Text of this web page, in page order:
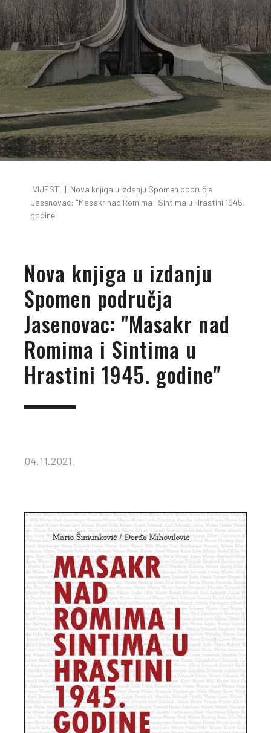
VIJESTI | Nova knjiga u izdanju Spomen područja
Jasenovac: "Masakr nad Romima i Sintima u Hrastini 1945.
godine"
Nova knjiga u izdanju
Spomen područja
Jasenovac: "Masakr nad
Romima i Sintima u
Hrastini 1945. godine"
04.11.2021.